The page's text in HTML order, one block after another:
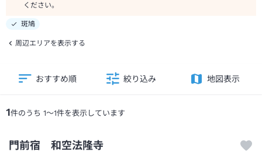
ください。
斑鳩
周辺エリアを表示する
1件のうち 1～1件を表示しています
おすすめ順 絞り込み 地図表示
門前宿 和空法隆寺